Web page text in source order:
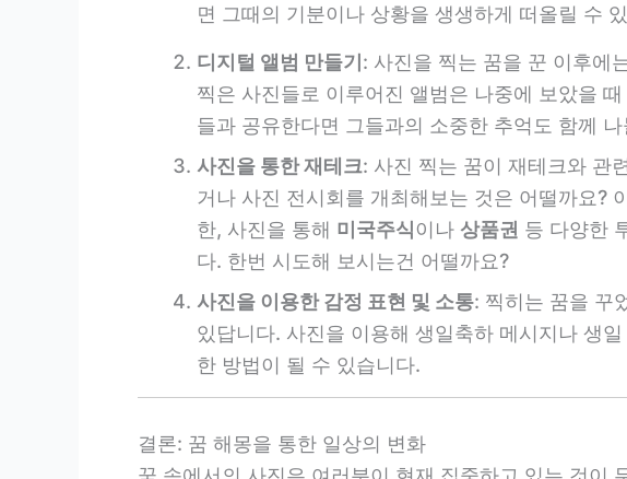
면 그때의 기분이나 상황을 생생하게 떠올릴 수
디지털 앨범 만들기: 사진을 찍는 꿈을 꾼 이후에
찍은 사진들로 이루어진 앨범은 나중에 보았을
들과 공유한다면 그들과의 소중한 추억도 함께
사진을 통한 재테크: 사진 찍는 꿈이 재테크와 관
거나 사진 전시회를 개최해보는 것은 어떨까요?
한, 사진을 통해 미국주식이나 상품권 등 다양한
다. 한번 시도해 보시는건 어떨까요?
사진을 이용한 감정 표현 및 소통: 찍히는 꿈을 꾸
있답니다. 사진을 이용해 생일축하 메시지나 생
한 방법이 될 수 있습니다.
결론: 꿈 해몽을 통한 일상의 변화